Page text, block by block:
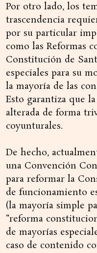
Por otro lado, los
trascendencia
por su particular
como las Reformas
Constitución de
especiales para su
la mayoría de las
Esto garantiza que
alterada de forma
coyunturales.
De hecho,
una Convención
para reformar la
de funcionamiento
(la mayoría simple
“reforma
de mayorías
caso de contenido